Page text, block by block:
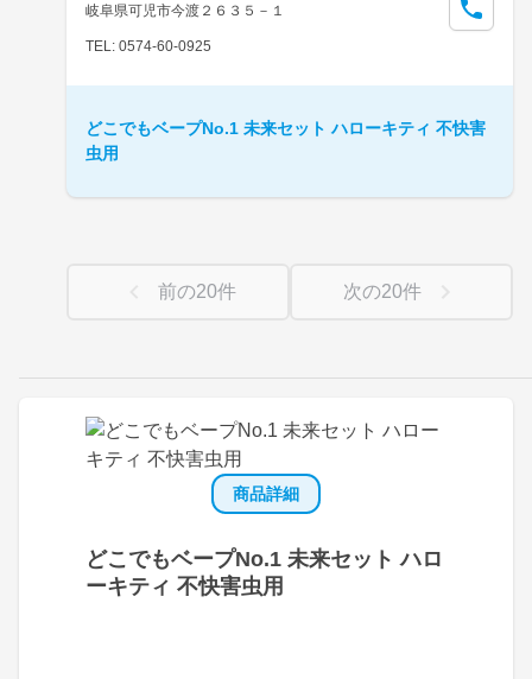
商品詳細
どこでもベープNo.1 未来セット ハロ
ーキティ 不快害虫用
岐阜県可児市今渡２６３５－１
TEL: 0574-60-0925
どこでもベープNo.1 未来セット ハローキティ 不快害
虫用
前の20件 次の20件